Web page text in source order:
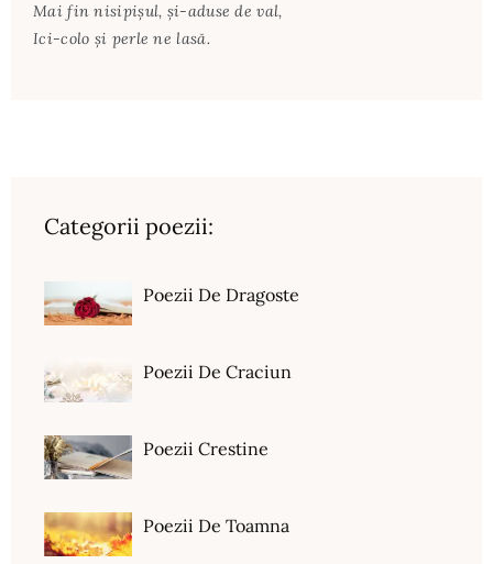
Mai fin nisipişul, şi-aduse de val,
Ici-colo şi perle ne lasă.
Categorii poezii:
Poezii De Dragoste
Poezii De Craciun
Poezii Crestine
Poezii De Toamna